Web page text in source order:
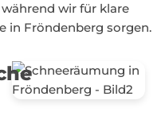
wir für klare
in Fröndenberg sorgen.